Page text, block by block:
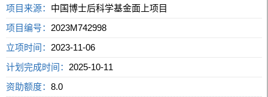
项目来源： 中国博士后科学基金面上项目
项目编号： 2023M742998
立项时间： 2023-11-06
计划完成时间： 2025-10-11
资助额度：8.0